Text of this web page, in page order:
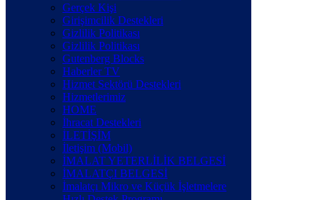
Gerçek Kişi
Girişimcilik Destekleri
Gizlilik Politikası
Gizlilik Politikası
Gutenberg Blocks
Haberler TV
Hizmet Sektörü Destekleri
Hizmetlerimiz
HOME
İhracat Destekleri
İLETİŞİM
İletişim (Mobil)
İMALAT YETERLİLİK BELGESİ
İMALATÇI BELGESİ
İmalatçı Mikro ve Küçük İşletmelere